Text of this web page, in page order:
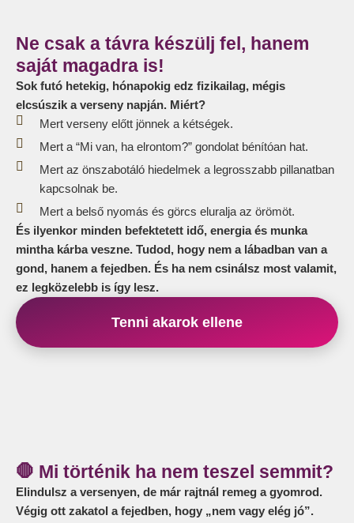
Ne csak a távra készülj fel, hanem
saját magadra is!
Sok futó hetekig, hónapokig edz fizikailag, mégis
elcsúszik a verseny napján. Miért?
Mert verseny előtt jönnek a kétségek.
Mert a “Mi van, ha elrontom?” gondolat bénítóan hat.
Mert az önszabotáló hiedelmek a legrosszabb pillanatban
kapcsolnak be.
Mert a belső nyomás és görcs eluralja az örömöt.
És ilyenkor minden befektetett idő, energia és munka
mintha kárba veszne. Tudod, hogy nem a lábadban van a
gond, hanem a fejedben. És ha nem csinálsz most valamit,
ez legközelebb is így lesz.
Tenni akarok ellene
🛑 Mi történik ha nem teszel semmit?
Elindulsz a versenyen, de már rajtnál remeg a gyomrod.
Végig ott zakatol a fejedben, hogy „nem vagy elég jó”.